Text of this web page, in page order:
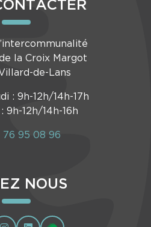
la Croix Margot
de-Lans
: 9h-12h/14h-17h
9h-12h/14h-16h
76 95 08 96
NOUS